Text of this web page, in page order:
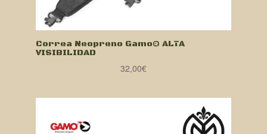
Correa Neopreno Gamo® ALTA
VISIBILIDAD
32,00€